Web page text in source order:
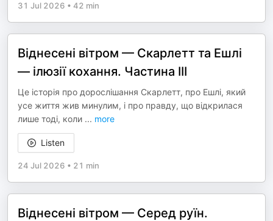
31 Jul 2026 • 42 min
Віднесені вітром — Скарлетт та Ешлі
— ілюзії кохання. Частина ІІІ
Це історія про дорослішання Скарлетт, про Ешлі, який
усе життя жив минулим, і про правду, що відкрилася
лише тоді, коли ... more
Listen
24 Jul 2026 • 21 min
Віднесені вітром — Серед руїн.